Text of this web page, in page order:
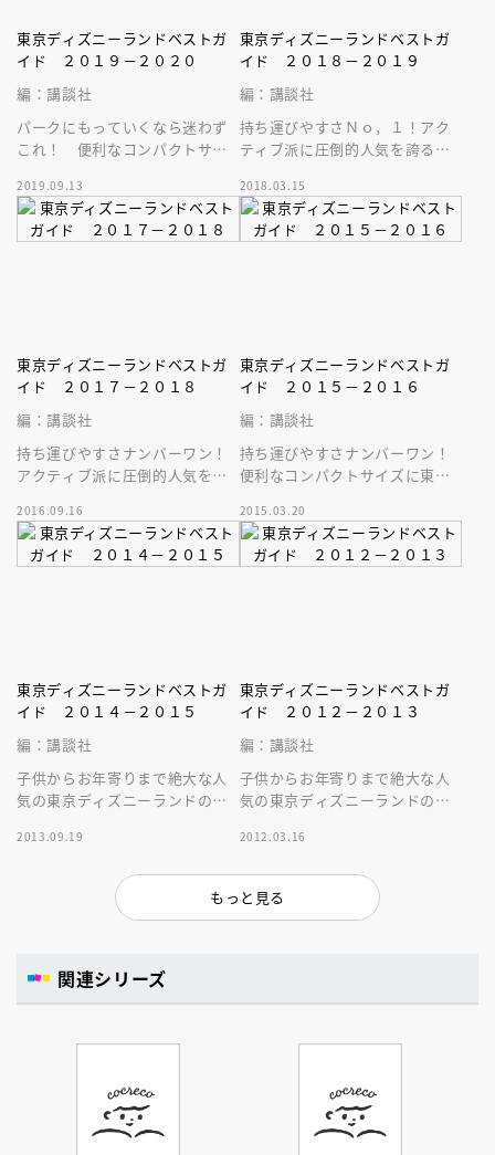
東京ディズニーランドベストガ
イド ２０１９－２０２０
編：講談社
パークにもっていくなら迷わず
これ！ 便利なコンパクトサイ
最新＆お役立ち情報が満載！
2019.09.13
東京ディズニーランドベストガ
イド ２０１８－２０１９
編：講談社
持ち運びやすさＮｏ，１！アク
ティブ派に圧倒的人気を誇る、
ズから、最新のディズニーラン
ド版が登場！
2018.03.15
東京ディズニーランドベストガ
イド ２０１７－２０１８
編：講談社
持ち運びやすさナンバーワン！
アクティブ派に圧倒的人気を誇
シリーズから、最新のＴＤＬ版
が登場！
2016.09.16
東京ディズニーランドベストガ
イド ２０１５－２０１６
編：講談社
持ち運びやすさナンバーワン！
便利なコンパクトサイズに東京
ぎゅぎゅっと詰まったベストガ
イド最新版！
2015.03.20
東京ディズニーランドベストガ
イド ２０１４－２０１５
編：講談社
子供からお年寄りまで絶大な人
気の東京ディズニーランドのガ
な体裁ながら豊富な情報量が人
2013.09.19
東京ディズニーランドベストガ
イド ２０１２－２０１３
編：講談社
子供からお年寄りまで絶大な人
気の東京ディズニーランドのガ
な体裁ながら豊富な情報量が人
2012.03.16
もっと見る
関連シリーズ